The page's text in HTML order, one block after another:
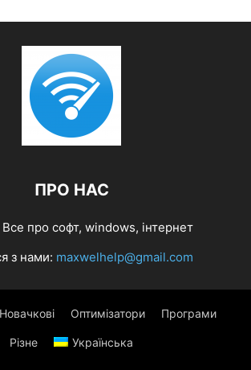
ПРО НАС
про софт, windows, інтернет
з нами: maxwelhelp@gmail.com
Новачкові Оптимізатори Програми
Різне Українська